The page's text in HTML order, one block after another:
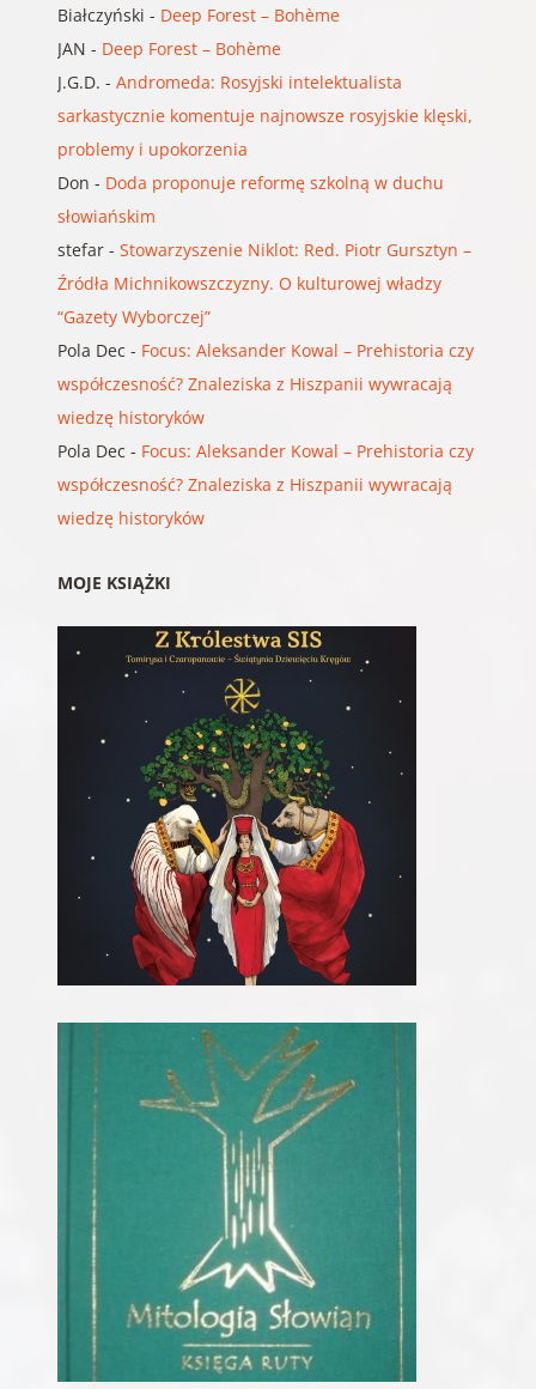
Białczyński - Deep Forest – Bohème
JAN - Deep Forest – Bohème
J.G.D. - Andromeda: Rosyjski intelektualista
sarkastycznie komentuje najnowsze rosyjskie klęski,
problemy i upokorzenia
Don - Doda proponuje reformę szkolną w duchu
słowiańskim
stefar- Stowarzyszenie Niklot: Red. Piotr Gursztyn –
Źródła Michnikowszczyzny. O kulturowej władzy
“Gazety Wyborczej”
Pola Dec - Focus: Aleksander Kowal – Prehistoria czy
współczesność? Znaleziska z Hiszpanii wywracają
wiedzę historyków
Pola Dec - Focus: Aleksander Kowal – Prehistoria czy
współczesność? Znaleziska z Hiszpanii wywracają
wiedzę historyków
MOJE KSIĄŻKI